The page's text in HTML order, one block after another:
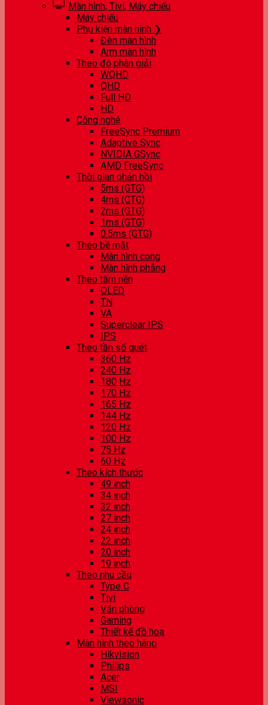
Màn hình, Tivi, Máy chiếu
Máy chiếu
Phụ kiện màn hình ❯
Đèn màn hình
Arm màn hình
Theo độ phân giải
WQHD
QHD
Full HD
HD
Công nghệ
FreeSync Premium
Adaptive Sync
NVIDIA GSync
AMD FreeSync
Thời gian phản hồi
5ms (GTG)
4ms (GTG)
2ms (GTG)
1ms (GTG)
0.5ms (GTG)
Theo bề mặt
Màn hình cong
Màn hình phẳng
Theo tấm nền
OLED
TN
VA
Superclear IPS
IPS
Theo tần số quét
360 Hz
240 Hz
180 Hz
170 Hz
165 Hz
144 Hz
120 Hz
100 Hz
75 Hz
60 Hz
Theo kích thước
49 inch
34 inch
32 inch
27 inch
24 inch
22 inch
20 inch
19 inch
Theo nhu cầu
Type C
Tivi
Văn phòng
Gaming
Thiết kế đồ hoạ
Màn hình theo hãng
Hikvision
Philips
Acer
MSI
Viewsonic